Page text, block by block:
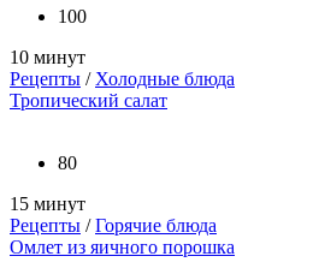
100
10 минут
Рецепты / Холодные блюда
Тропический салат
80
15 минут
Рецепты /Горячие блюда
Омлет из яичного порошка